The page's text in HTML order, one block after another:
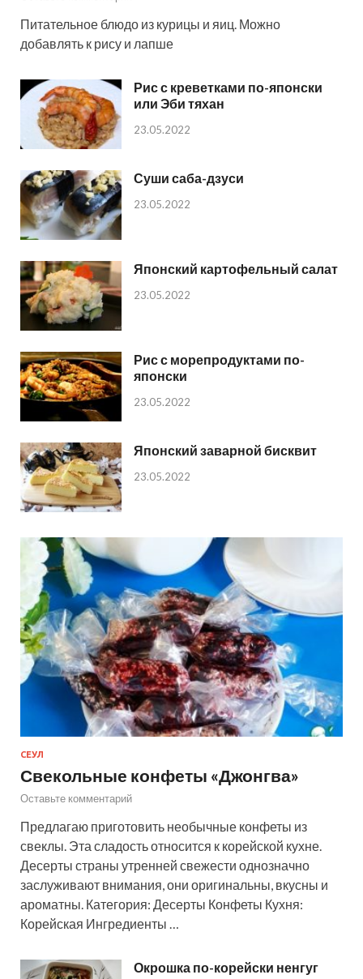
Питательное блюдо из курицы и яиц. Можно
добавлять к рису и лапше
Рис с креветками по-японски
или Эби тяхан
23.05.2022
Суши саба-дзуси
23.05.2022
Японский картофельный салат
23.05.2022
Рис с морепродуктами по-
японски
23.05.2022
Японский заварной бисквит
23.05.2022
СЕУЛ
Свекольные конфеты «Джонгва»
Оставьте комментарий
Предлагаю приготовить необычные конфеты из
свеклы. Эта сладость относится к корейской кухне.
Десерты страны утренней свежести однозначно
заслуживают внимания, они оригинальны, вкусны и
ароматны. Категория: Десерты Конфеты Кухня:
Корейская Ингредиенты …
Окрошка по-корейски ненгуг